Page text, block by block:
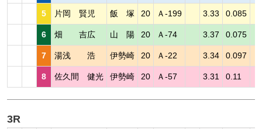
5 片岡 賢児 飯 塚 20 Ａ-199 3.33 0.085
6 畑 吉広 山 陽 20 Ａ-74 3.37 0.075
7 湯浅 浩 伊勢崎 20 Ａ-22 3.34 0.097
8 佐久間 健光 伊勢崎 20 Ａ-57 3.31 0.11
3R